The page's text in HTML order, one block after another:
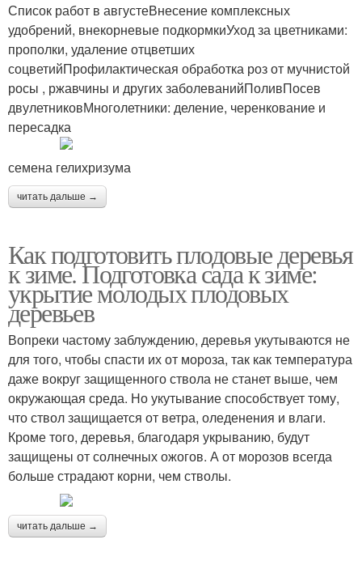
Список работ в августеВнесение комплексных
удобрений, внекорневые подкормкиУход за цветниками:
прополки, удаление отцветших
соцветийПрофилактическая обработка роз от мучнистой
росы , ржавчины и других заболеванийПоливПосев
двулетниковМноголетники: деление, черенкование и
пересадка
семена гелихризума
читать дальше →
Как подготовить плодовые деревья
к зиме. Подготовка сада к зиме:
укрытие молодых плодовых
деревьев
Вопреки частому заблуждению, деревья укутываются не
для того, чтобы спасти их от мороза, так как температура
даже вокруг защищенного ствола не станет выше, чем
окружающая среда. Но укутывание способствует тому,
что ствол защищается от ветра, оледенения и влаги.
Кроме того, деревья, благодаря укрыванию, будут
защищены от солнечных ожогов. А от морозов всегда
больше страдают корни, чем стволы.
читать дальше →